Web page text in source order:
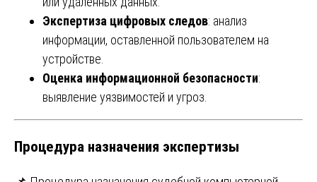
Экспертиза цифровых следов: анализ
информации, оставленной пользователем на
устройстве.
Оценка информационной безопасности:
выявление уязвимостей и угроз.
Процедура назначения экспертизы